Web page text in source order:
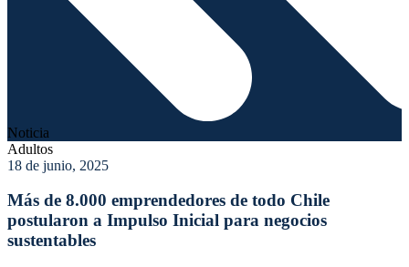
Noticia
Adultos
18 de junio, 2025
Más de 8.000 emprendedores de todo Chile
postularon a Impulso Inicial para negocios
sustentables